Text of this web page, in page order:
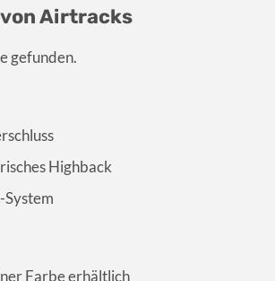
Airtracks
gefunden.
Highback
System
Farbe erhältlich